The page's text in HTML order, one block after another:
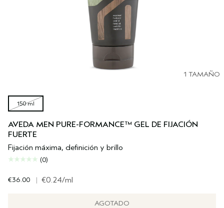
1 TAMAÑO
150 ml
AVEDA MEN PURE-FORMANCE™ GEL DE FIJACIÓN
FUERTE
Fijación máxima, definición y brillo
(0)
€36.00 | €0.24/ml
AGOTADO